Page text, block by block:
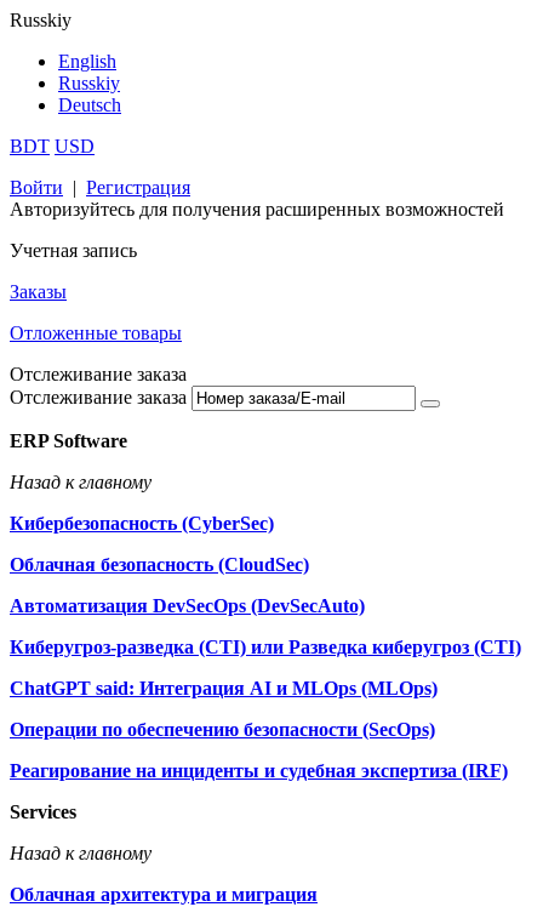
Russkiy
English
Russkiy
Deutsch
BDT USD
Войти | Регистрация
Авторизуйтесь для получения расширенных возможностей
Учетная запись
Заказы
Отложенные товары
Отслеживание заказа
Отслеживание заказа
ERP Software
Назад к главному
Кибербезопасность (CyberSec)
Облачная безопасность (CloudSec)
Автоматизация DevSecOps (DevSecAuto)
Киберугроз-разведка (CTI) или Разведка киберугроз (CTI)
ChatGPT said: Интеграция AI и MLOps (MLOps)
Операции по обеспечению безопасности (SecOps)
Реагирование на инциденты и судебная экспертиза (IRF)
Services
Назад к главному
Облачная архитектура и миграция